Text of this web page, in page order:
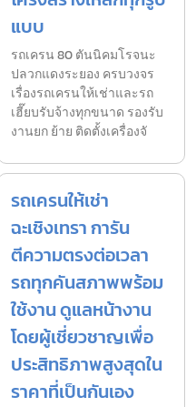
แบบ
รถเครน 80 ตันนิคมโรจนะ
ปลวกแดงระยอง ครบวงจร
เรื่องรถเครนให้เช่าและรถ
เฮี๊ยบรับจ้างทุกขนาด รองรับ
งานยก ย้าย ติดตั้งเครื่องจั
รถเครนให้เช่า
ฉะเชิงเทรา การัน
ตีความตรงต่อเวลา
รถทุกคันสภาพพร้อม
ใช้งาน ดูแลหน้างาน
โดยผู้เชี่ยวชาญเพื่อ
ประสิทธิภาพสูงสุดใน
ราคาที่เป็นกันเอง